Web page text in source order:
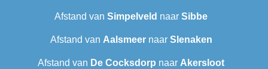
Afstand van Simpelveld naar Sibbe
Afstand van Aalsmeernaar Slenaken
Afstand van De Cocksdorp naar Akersloot